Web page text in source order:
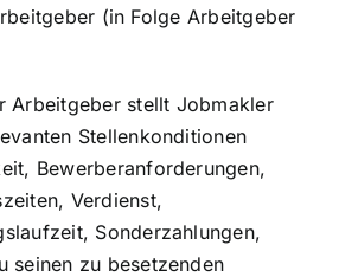
(in Folge Arbeitgeber
Arbeitgeber stellt Jobmakler
Stellenkonditionen
Bewerberanforderungen,
Verdienst,
Sonderzahlungen,
seinen zu besetzenden